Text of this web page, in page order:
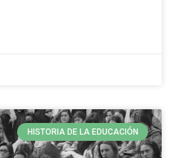
HISTORIA DE LA EDUCACIÓN